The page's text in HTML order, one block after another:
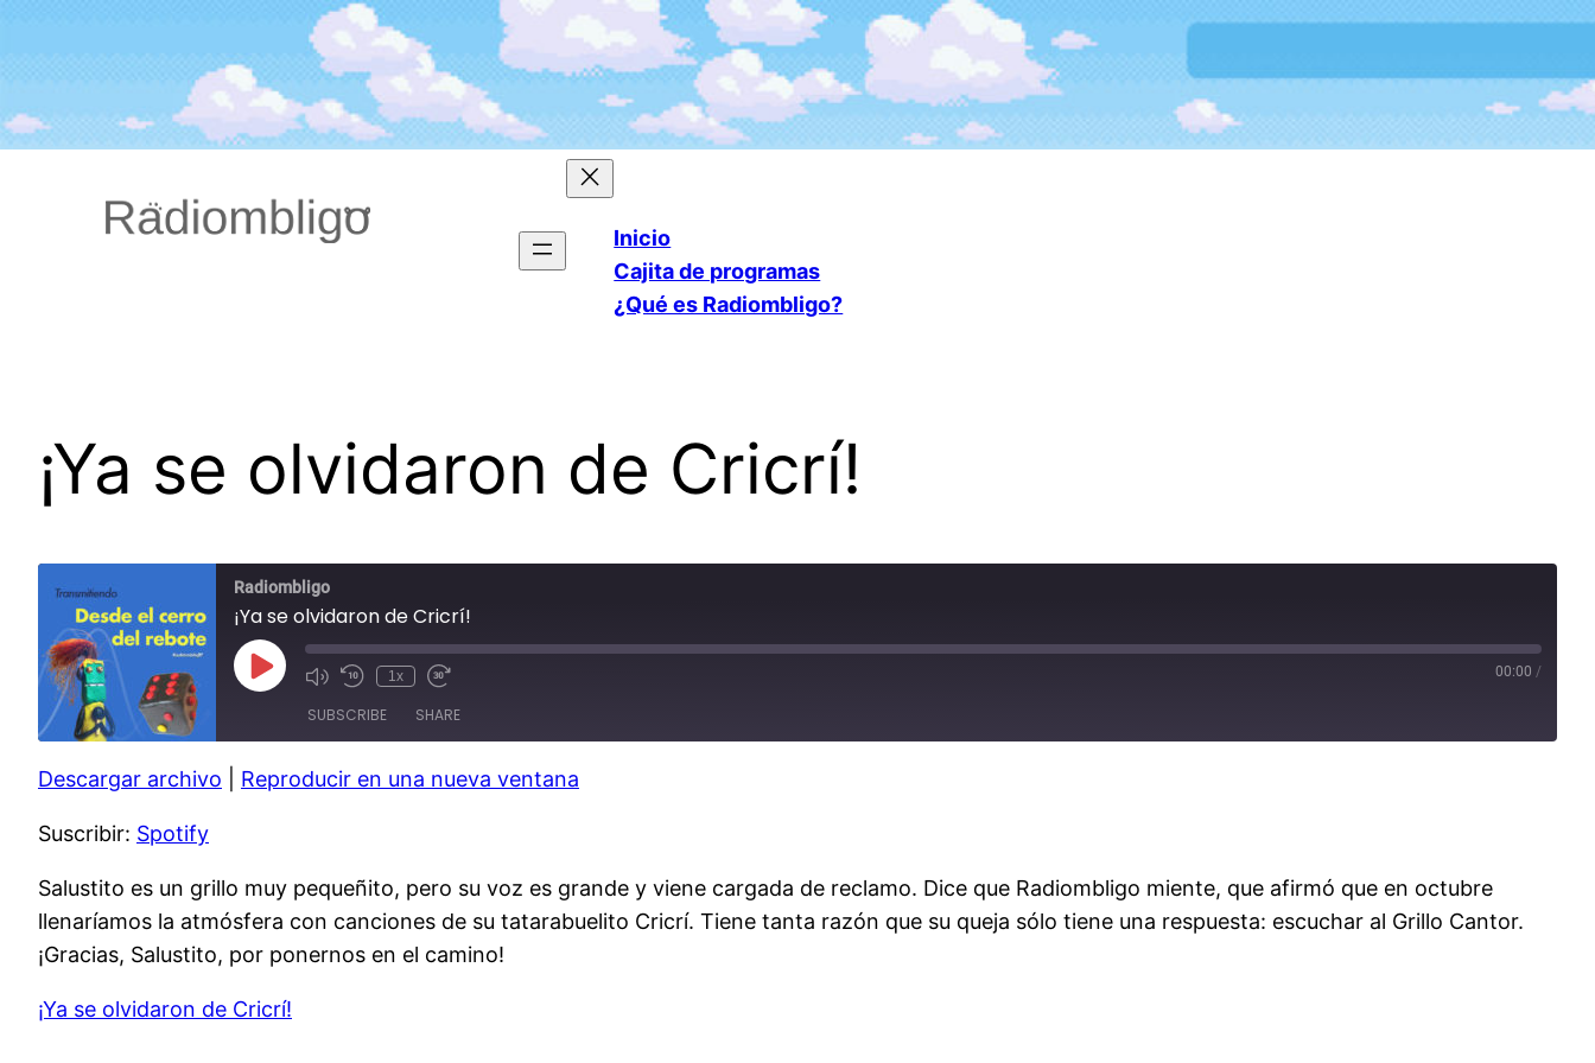
Inicio
Cajita de programas
¿Qué es Radiombligo?
¡Ya se olvidaron de Cricrí!
Radiombligo
¡Ya se olvidaron de Cricrí!
Play
Episode Mute/Unmute
Rewind
Seconds
1x
Fast
30
seconds
00:00 /
SUBSCRIBE SHARE
Spotify
RSS FEED
SHARE
LINK
EMBED
Descargar archivo Reproducir en una nueva ventana
Suscribir: Spotify
Salustito es un grillo muy pequeñito, pero su voz es grande y viene cargada de reclamo. Dice que Radiombligo miente, que afirmó que en octubre
llenaríamos la atmósfera con canciones de su tatarabuelito Cricrí. Tiene tanta razón que su queja sólo tiene una respuesta: escuchar al Grillo Cantor.
¡Gracias, Salustito, por ponernos en el camino!
¡Ya se olvidaron de Cricrí!